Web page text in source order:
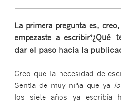
La primera pregunta es,
empezaste a escribir?¿Qué
dar el paso hacia la
Creo que la necesidad de
Sentía de muy niña que ya
los siete años ya escribía